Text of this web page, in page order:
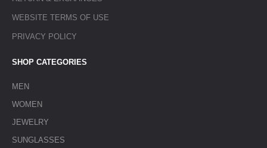
WEBSITE TERMS OF USE
PRIVACY POLICY
SHOP CATEGORIES
MEN
WOMEN
JEWELRY
SUNGLASSES